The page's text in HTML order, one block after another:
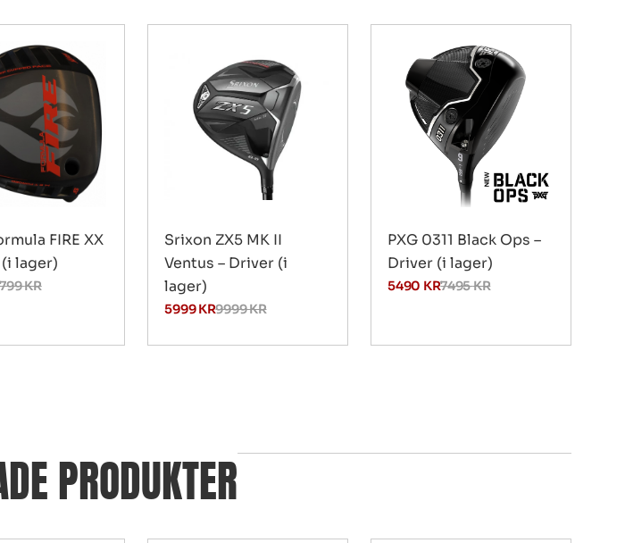
FIRE XX
lager)
KR
Srixon ZX5 MK II
Ventus – Driver (i
lager)
9999KR
5999KR
PXG 0311 Black Ops –
Driver (i lager)
7495KR
5490 KR
PRODUKTER